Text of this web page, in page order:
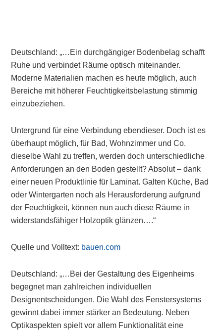
Deutschland: „…Ein durchgängiger Bodenbelag schafft
Ruhe und verbindet Räume optisch miteinander.
Moderne Materialien machen es heute möglich, auch
Bereiche mit höherer Feuchtigkeitsbelastung stimmig
einzubeziehen.
Untergrund für eine Verbindung ebendieser. Doch ist es
überhaupt möglich, für Bad, Wohnzimmer und Co.
dieselbe Wahl zu treffen, werden doch unterschiedliche
Anforderungen an den Boden gestellt? Absolut – dank
einer neuen Produktlinie für Laminat. Galten Küche, Bad
oder Wintergarten noch als Herausforderung aufgrund
der Feuchtigkeit, können nun auch diese Räume in
widerstandsfähiger Holzoptik glänzen….“
Quelle und Volltext: bauen.com
Deutschland: „…Bei der Gestaltung des Eigenheims
begegnet man zahlreichen individuellen
Designentscheidungen. Die Wahl des Fenstersystems
gewinnt dabei immer stärker an Bedeutung. Neben
Optikaspekten spielt vor allem Funktionalität eine